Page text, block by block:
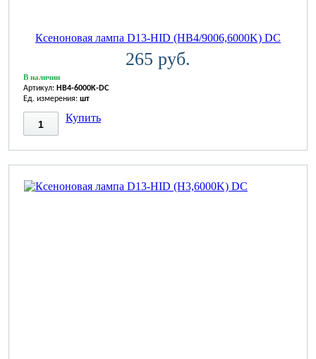
Ксеноновая лампа D13-HID (HB4/9006,6000K) DC
265 руб.
В наличии
Артикул: HB4-6000K-DC
Ед. измерения: шт
Купить